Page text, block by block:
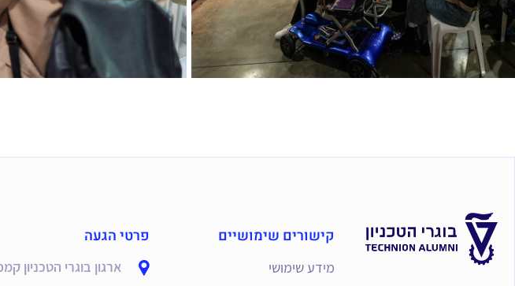
קישורים שימושיים
מידע שימושי
פרטי הגעה
ארגון בוגרי הטכניון